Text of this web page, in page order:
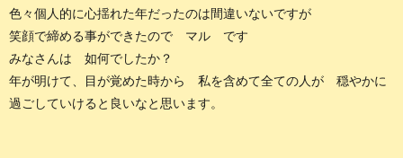
色々個人的に心揺れた年だったのは間違いないですが
笑顔で締める事ができたので マル です
みなさんは 如何でしたか？
年が明けて、目が覚めた時から 私を含めて全ての人が 穏やかに
過ごしていけると良いなと思います。